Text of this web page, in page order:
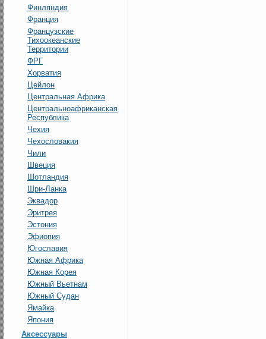
Финляндия
Франция
Французские
Тихоокеанские
Территории
ФРГ
Хорватия
Цейлон
Центральная Африка
Центральноафриканская
Республика
Чехия
Чехословакия
Чили
Швеция
Шотландия
Шри-Ланка
Эквадор
Эритрея
Эстония
Эфиопия
Югославия
Южная Африка
Южная Корея
Южный Вьетнам
Южный Судан
Ямайка
Япония
Аксессуары